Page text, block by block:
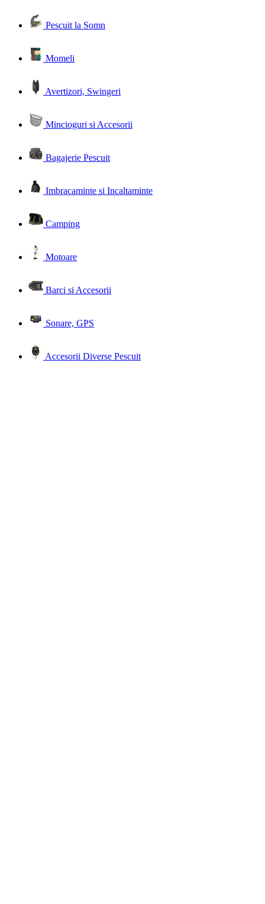
Pescuit la Somn
Momeli
Avertizori, Swingeri
Mincioguri si Accesorii
Bagajerie Pescuit
Imbracaminte si Incaltaminte
Camping
Motoare
Barci si Accesorii
Sonare, GPS
Accesorii Diverse Pescuit